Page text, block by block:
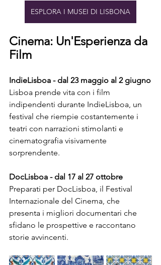
ESPLORA I MUSEI DI LISBONA
Cinema: Un'Esperienza da
Film
IndieLisboa - dal 23 maggio al 2 giugno
Lisboa prende vita con i film
indipendenti durante IndieLisboa, un
festival che riempie costantemente i
teatri con narrazioni stimolanti e
cinematografia visivamente
sorprendente.
DocLisboa - dal 17 al 27 ottobre
Preparati per DocLisboa, il Festival
Internazionale del Cinema, che
presenta i migliori documentari che
sfidano le prospettive e raccontano
storie avvincenti.